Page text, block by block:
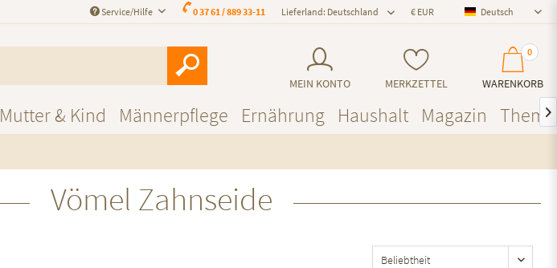
Deutsch
Deutsch
Lieferland: Deutschland
0 37 61 / 889 33-11
Service/Hilfe
MEIN KONTO MERKZETTEL
0
WARENKORB
Mutter & Kind Männerpflege Ernährung Haushalt Magazin 
Vömel Zahnseide